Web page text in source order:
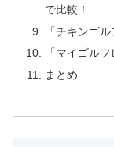
で比較！
「チキンゴ
「マイゴル
まとめ